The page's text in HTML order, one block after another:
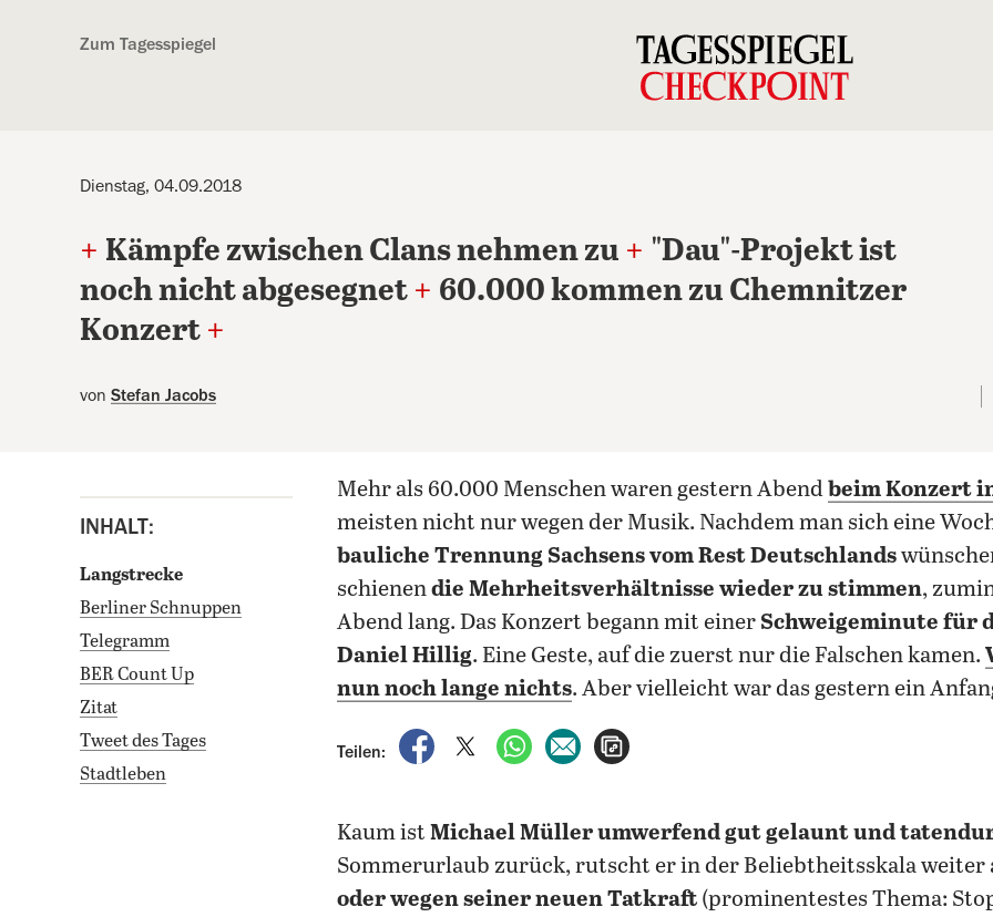
Zum Tagesspiegel
Dienstag, 04.09.2018
+ Kämpfe zwischen Clans nehmen zu + "Dau"-Projekt ist
noch nicht abgesegnet + 60.000 kommen zu Chemnitzer
Konzert +
von Stefan Jacobs
INHALT:
Langstrecke
Berliner Schnuppen
Telegramm
BER Count Up
Zitat
Tweet des Tages
Stadtleben
Mehr als 60.000 Menschen waren gestern Abendbeim Konzert
meisten nicht nur wegen der Musik. Nachdem man sich eine
bauliche Trennung Sachsens vom Rest Deutschlands
schienendie Mehrheitsverhältnisse wieder zu stimmen,
Abend lang. Das Konzert begann mit einer Schweigeminute für
Daniel Hillig. Eine Geste, auf die zuerst nur die Falschen kamen.
nun noch lange nichts. Aber vielleicht war das gestern ein
Teilen:
auf Facebook teilen
auf X teilenper WhatsApp teilen
per E-Mail teilen
Kaum ist Michael Müller umwerfend gut gelaunt und
Sommerurlaub zurück, rutscht er in der Beliebtheitsskala weiter
oder wegen seiner neuen Tatkraft (prominentestes Thema: